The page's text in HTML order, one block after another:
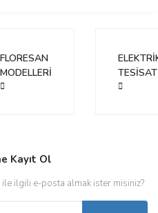
olmalı.
FLORESAN
MODELLERİ
TESİSAT
Kayıt Ol
ile ilgili e-posta almak ister misiniz?